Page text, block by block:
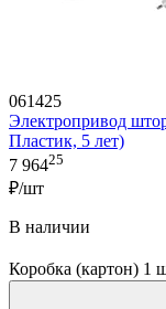
061425
Электропривод
Пластик, 5 лет)
7 96425
₽/шт
В наличии
Коробка (картон) 1